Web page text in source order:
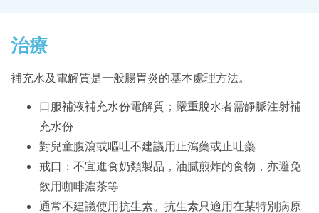
治療
補充水及電解質是一般腸胃炎的基本處理方法。
口服補液補充水份電解質；嚴重脫水者需靜脈注射補
充水份
對兒童腹瀉或嘔吐不建議用止瀉藥或止吐藥
戒口：不宜進食奶類製品，油膩煎炸的食物，亦避免
飲用咖啡濃茶等
通常不建議使用抗生素。抗生素只適用在某特別病原